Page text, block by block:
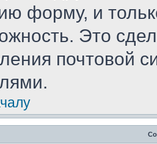
форму, и
Это
почтовой